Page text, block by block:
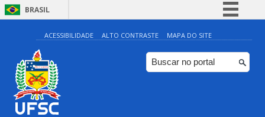
BRASIL
Simplifique!
Comunica BR
Participe
ACESSIBILIDADE ALTO CONTRASTE MAPA DO SITE